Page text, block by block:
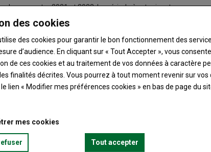
charges entre 2021 et 2022. La période à retenir est
plus tard, en septembre. Les charges à prendre en
gaz, emballage et alimentation animale (s’il n’y a pas
règles particulières sont prévues pour les nouveaux
nombre de demandes et de l’enveloppe départementale, il y
des cookies
des cookies pour garantir le bon fonctionnement des
d’audience. En cliquant sur « Tout Accepter », vous
de ces cookies et au traitement de vos données à caractère
finalités décrites. Vous pourrez à tout moment revenir sur vos
lien « Modifier mes préférences cookies » en bas de page du
mes cookies
Tout accepter